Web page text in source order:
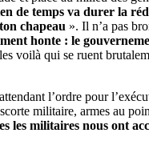
de temps va durer la
chapeau ». Il n’a pas
honte : le
voilà qui se ruent
l’ordre pour
militaire, armes au
les militaires nous ont